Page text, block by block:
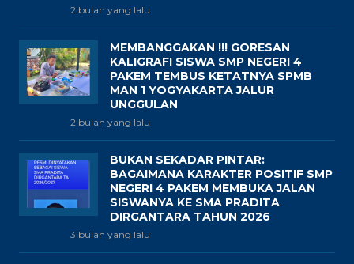
2 bulan yang lalu
MEMBANGGAKAN !!! GORESAN
KALIGRAFI SISWA SMP NEGERI 4
PAKEM TEMBUS KETATNYA SPMB
MAN 1 YOGYAKARTA JALUR
UNGGULAN
2 bulan yang lalu
BUKAN SEKADAR PINTAR:
BAGAIMANA KARAKTER POSITIF SMP
NEGERI 4 PAKEM MEMBUKA JALAN
SISWANYA KE SMA PRADITA
DIRGANTARA TAHUN 2026
3 bulan yang lalu